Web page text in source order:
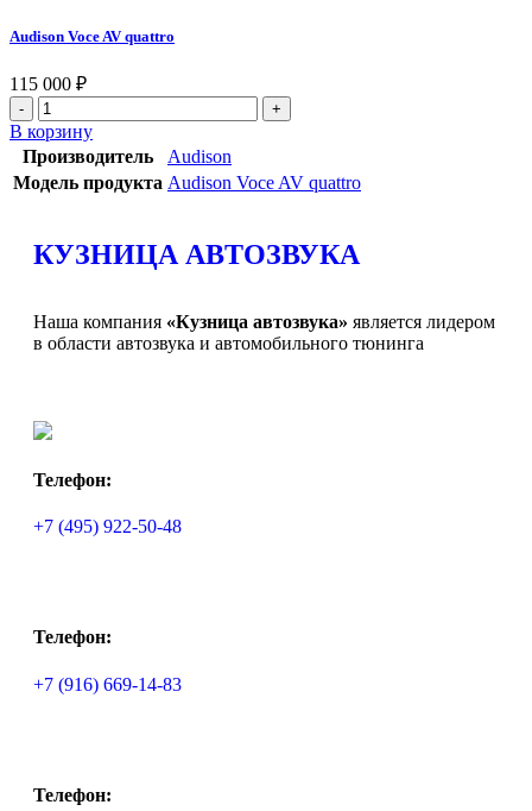
Audison Voce AV quattro
115 000 ₽
В корзину
Производитель
Audison
Модель продукта Audison Voce AV quattro
КУЗНИЦА АВТОЗВУКА
Наша компания «Кузница автозвука» является лидером
в области автозвука и автомобильного тюнинга
Телефон:
+7 (495) 922-50-48
Телефон:
+7 (916) 669-14-83
Телефон: